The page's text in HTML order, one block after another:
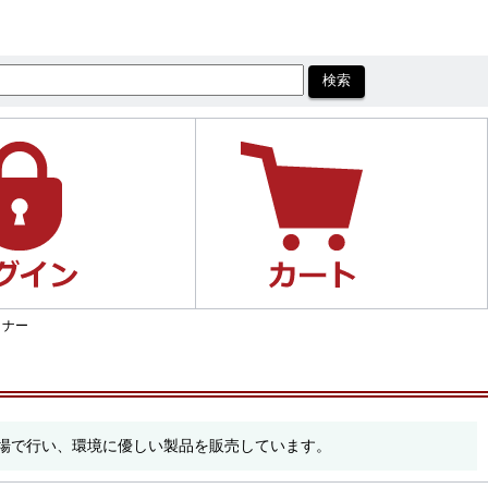
ー
行い、環境に優しい製品を販売しています。